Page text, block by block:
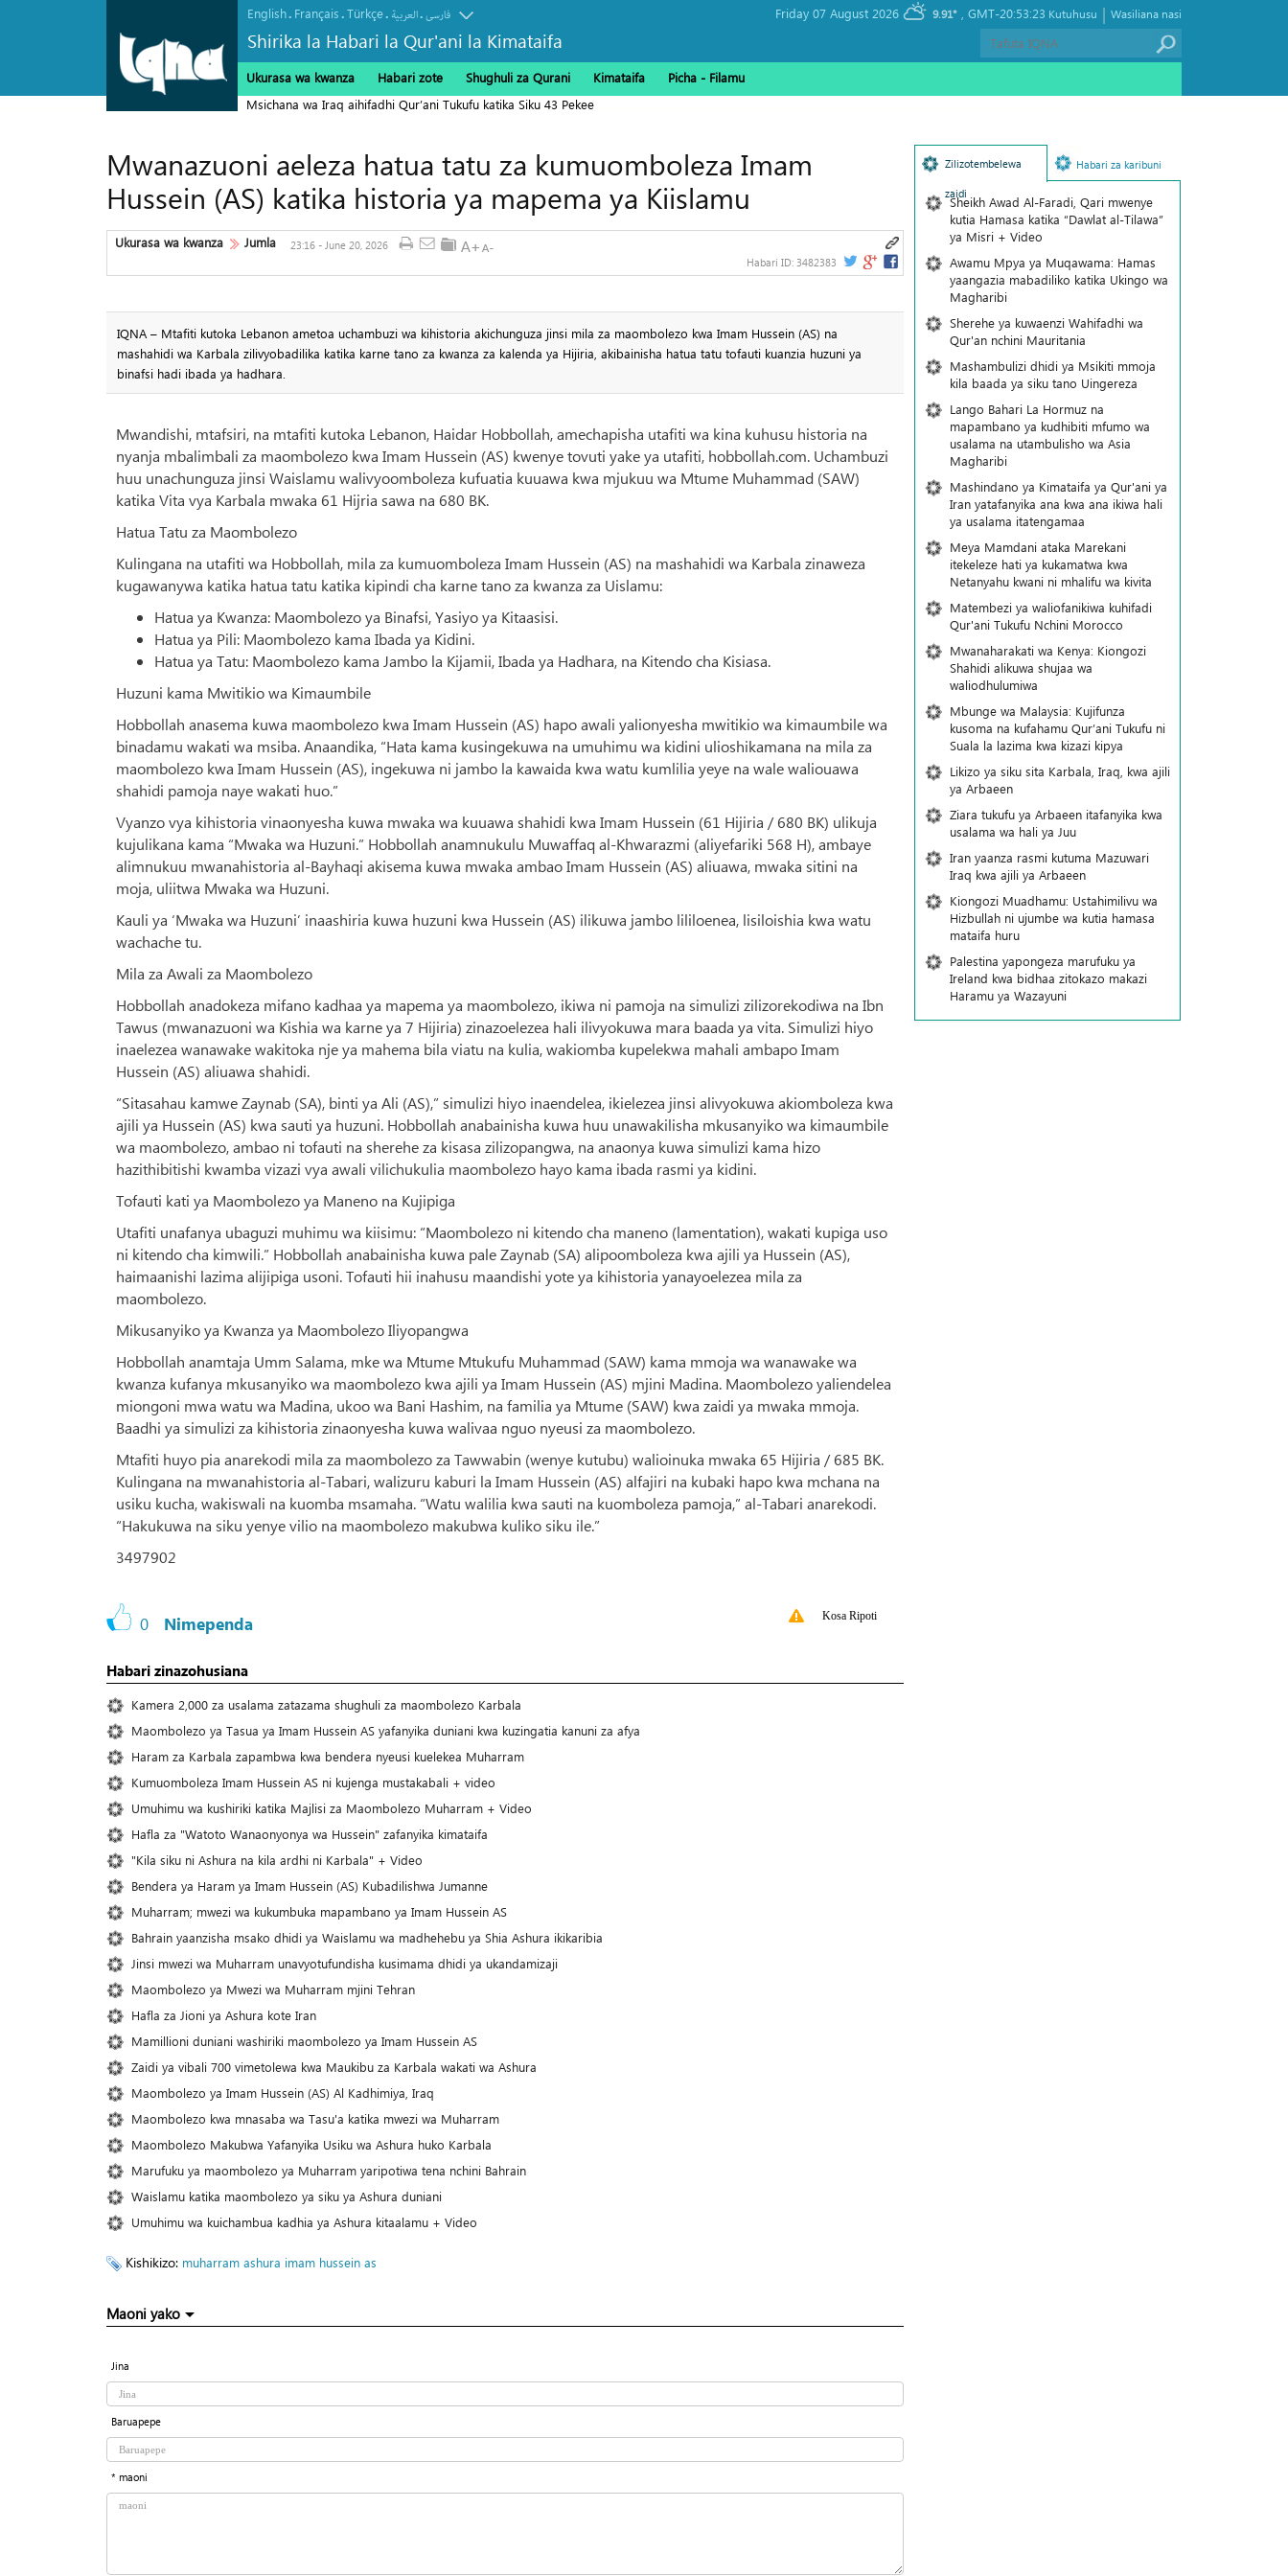
English. Français.Türkçe. العربیة.فارسی
Shirika la Habari la Qur'ani la Kimataifa
GMT-20:53:23
9.91° Wasiliana nasi
|
Kutuhusu
Ukurasa wa kwanza Habari zote Shughuli za Qurani Kimataifa
Picha‎ - Filamu‎
Msichana wa Iraq aihifadhi Qur’ani Tukufu katika Siku 43 Pekee
Mwanazuoni aeleza hatua tatu za kumuomboleza Imam
Hussein (AS) katika historia ya mapema ya Kiislamu
Ukurasa wa kwanza Jumla
23:16 - June 20, 2026
Habari ID: 3482383
IQNA – Mtafiti kutoka Lebanon ametoa uchambuzi wa kihistoria akichunguza jinsi mila za maombolezo kwa Imam Hussein (AS) na
mashahidi wa Karbala zilivyobadilika katika karne tano za kwanza za kalenda ya Hijiria, akibainisha hatua tatu tofauti kuanzia huzuni ya
binafsi hadi ibada ya hadhara.
Mwandishi, mtafsiri, na mtafiti kutoka Lebanon, Haidar Hobbollah, amechapisha utafiti wa kina kuhusu historia na
nyanja mbalimbali za maombolezo kwa Imam Hussein (AS) kwenye tovuti yake ya utafiti, hobbollah.com. Uchambuzi
huu unachunguza jinsi Waislamu walivyoomboleza kufuatia kuuawa kwa mjukuu wa Mtume Muhammad (SAW)
katika Vita vya Karbala mwaka 61 Hijria sawa na 680 BK.
Hatua Tatu za Maombolezo
Kulingana na utafiti wa Hobbollah, mila za kumuomboleza Imam Hussein (AS) na mashahidi wa Karbala zinaweza
kugawanywa katika hatua tatu katika kipindi cha karne tano za kwanza za Uislamu:
Hatua ya Kwanza: Maombolezo ya Binafsi, Yasiyo ya Kitaasisi.
Hatua ya Pili: Maombolezo kama Ibada ya Kidini.
Hatua ya Tatu: Maombolezo kama Jambo la Kijamii, Ibada ya Hadhara, na Kitendo cha Kisiasa.
Huzuni kama Mwitikio wa Kimaumbile
Hobbollah anasema kuwa maombolezo kwa Imam Hussein (AS) hapo awali yalionyesha mwitikio wa kimaumbile wa
binadamu wakati wa msiba. Anaandika, “Hata kama kusingekuwa na umuhimu wa kidini ulioshikamana na mila za
maombolezo kwa Imam Hussein (AS), ingekuwa ni jambo la kawaida kwa watu kumlilia yeye na wale waliouawa
shahidi pamoja naye wakati huo.”
Vyanzo vya kihistoria vinaonyesha kuwa mwaka wa kuuawa shahidi kwa Imam Hussein (61 Hijiria / 680 BK) ulikuja
kujulikana kama “Mwaka wa Huzuni.” Hobbollah anamnukulu Muwaffaq al-Khwarazmi (aliyefariki 568 H), ambaye
alimnukuu mwanahistoria al-Bayhaqi akisema kuwa mwaka ambao Imam Hussein (AS) aliuawa, mwaka sitini na
moja, uliitwa Mwaka wa Huzuni.
Kauli ya ‘Mwaka wa Huzuni’ inaashiria kuwa huzuni kwa Hussein (AS) ilikuwa jambo lililoenea, lisiloishia kwa watu
wachache tu.
Mila za Awali za Maombolezo
Hobbollah anadokeza mifano kadhaa ya mapema ya maombolezo, ikiwa ni pamoja na simulizi zilizorekodiwa na Ibn
Tawus (mwanazuoni wa Kishia wa karne ya 7 Hijiria) zinazoelezea hali ilivyokuwa mara baada ya vita. Simulizi hiyo
inaelezea wanawake wakitoka nje ya mahema bila viatu na kulia, wakiomba kupelekwa mahali ambapo Imam
Hussein (AS) aliuawa shahidi.
“Sitasahau kamwe Zaynab (SA), binti ya Ali (AS),” simulizi hiyo inaendelea, ikielezea jinsi alivyokuwa akiomboleza kwa
ajili ya Hussein (AS) kwa sauti ya huzuni. Hobbollah anabainisha kuwa huu unawakilisha mkusanyiko wa kimaumbile
wa maombolezo, ambao ni tofauti na sherehe za kisasa zilizopangwa, na anaonya kuwa simulizi kama hizo
hazithibitishi kwamba vizazi vya awali vilichukulia maombolezo hayo kama ibada rasmi ya kidini.
Tofauti kati ya Maombolezo ya Maneno na Kujipiga
Utafiti unafanya ubaguzi muhimu wa kiisimu: “Maombolezo ni kitendo cha maneno (lamentation), wakati kupiga uso
ni kitendo cha kimwili.” Hobbollah anabainisha kuwa pale Zaynab (SA) alipoomboleza kwa ajili ya Hussein (AS),
haimaanishi lazima alijipiga usoni. Tofauti hii inahusu maandishi yote ya kihistoria yanayoelezea mila za
maombolezo.
Mikusanyiko ya Kwanza ya Maombolezo Iliyopangwa
Hobbollah anamtaja Umm Salama, mke wa Mtume Mtukufu Muhammad (SAW) kama mmoja wa wanawake wa
kwanza kufanya mkusanyiko wa maombolezo kwa ajili ya Imam Hussein (AS) mjini Madina. Maombolezo yaliendelea
miongoni mwa watu wa Madina, ukoo wa Bani Hashim, na familia ya Mtume (SAW) kwa zaidi ya mwaka mmoja.
Baadhi ya simulizi za kihistoria zinaonyesha kuwa walivaa nguo nyeusi za maombolezo.
Mtafiti huyo pia anarekodi mila za maombolezo za Tawwabin (wenye kutubu) walioinuka mwaka 65 Hijiria / 685 BK.
Kulingana na mwanahistoria al-Tabari, walizuru kaburi la Imam Hussein (AS) alfajiri na kubaki hapo kwa mchana na
usiku kucha, wakiswali na kuomba msamaha. “Watu walilia kwa sauti na kuomboleza pamoja,” al-Tabari anarekodi.
“Hakukuwa na siku yenye vilio na maombolezo makubwa kuliko siku ile.”
3497902
0 Nimependa Kosa Ripoti
Habari zinazohusiana
Kamera 2,000 za usalama zatazama shughuli za maombolezo Karbala
Maombolezo ya Tasua ya Imam Hussein AS yafanyika duniani kwa kuzingatia kanuni za afya
Haram za Karbala zapambwa kwa bendera nyeusi kuelekea Muharram
Kumuomboleza Imam Hussein AS ni kujenga mustakabali + video
Umuhimu wa kushiriki katika Majlisi za Maombolezo Muharram + Video
Hafla za "Watoto Wanaonyonya wa Hussein" zafanyika kimataifa
"Kila siku ni Ashura na kila ardhi ni Karbala" + Video
Bendera ya Haram ya Imam Hussein (AS) Kubadilishwa Jumanne
Muharram; mwezi wa kukumbuka mapambano ya Imam Hussein AS
Bahrain yaanzisha msako dhidi ya Waislamu wa madhehebu ya Shia Ashura ikikaribia
Jinsi mwezi wa Muharram unavyotufundisha kusimama dhidi ya ukandamizaji
Maombolezo ya Mwezi wa Muharram mjini Tehran
Hafla za Jioni ya Ashura kote Iran
Mamillioni duniani washiriki maombolezo ya Imam Hussein AS
Zaidi ya vibali 700 vimetolewa kwa Maukibu za Karbala wakati wa Ashura
Maombolezo ya Imam Hussein (AS) Al Kadhimiya, Iraq
Maombolezo kwa mnasaba wa Tasu'a katika mwezi wa Muharram
Maombolezo Makubwa Yafanyika Usiku wa Ashura huko Karbala
Marufuku ya maombolezo ya Muharram yaripotiwa tena nchini Bahrain
Waislamu katika maombolezo ya siku ya Ashura duniani
Umuhimu wa kuichambua kadhia ya Ashura kitaalamu + Video
Kishikizo: muharram ashura imam hussein as
Maoni yako
Jina
Baruapepe
* maoni
Zilizotembelewa
zaidi
Habari za karibuni
Sheikh Awad Al-Faradi, Qari mwenye
kutia Hamasa katika “Dawlat al-Tilawa”
ya Misri + Video
Awamu Mpya ya Muqawama: Hamas
yaangazia mabadiliko katika Ukingo wa
Magharibi
Sherehe ya kuwaenzi Wahifadhi wa
Qur'an nchini Mauritania
Mashambulizi dhidi ya Msikiti mmoja
kila baada ya siku tano Uingereza
Lango Bahari La Hormuz na
mapambano ya kudhibiti mfumo wa
usalama na utambulisho wa Asia
Magharibi
Mashindano ya Kimataifa ya Qur'ani ya
Iran yatafanyika ana kwa ana ikiwa hali
ya usalama itatengamaa
Meya Mamdani ataka Marekani
itekeleze hati ya kukamatwa kwa
Netanyahu kwani ni mhalifu wa kivita
Matembezi ya waliofanikiwa kuhifadi
Qur'ani Tukufu Nchini Morocco
Mwanaharakati wa Kenya: Kiongozi
Shahidi alikuwa shujaa wa
waliodhulumiwa
Mbunge wa Malaysia: Kujifunza
kusoma na kufahamu Qur’ani Tukufu ni
Suala la lazima kwa kizazi kipya
Likizo ya siku sita Karbala, Iraq, kwa ajili
ya Arbaeen
Ziara tukufu ya Arbaeen itafanyika kwa
usalama wa hali ya Juu
Iran yaanza rasmi kutuma Mazuwari
Iraq kwa ajili ya Arbaeen
Kiongozi Muadhamu: Ustahimilivu wa
Hizbullah ni ujumbe wa kutia hamasa
mataifa huru
Palestina yapongeza marufuku ya
Ireland kwa bidhaa zitokazo makazi
Haramu ya Wazayuni